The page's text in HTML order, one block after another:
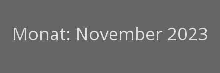
Monat: November 2023